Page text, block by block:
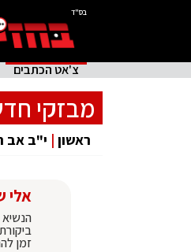
בס"ד
צ'אט הכתבים
מבזקי
ראשון | י"ב אב
אלי
זמן